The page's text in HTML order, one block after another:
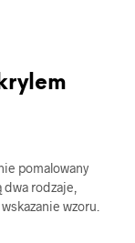
pomalowany
rodzaje,
wzoru.